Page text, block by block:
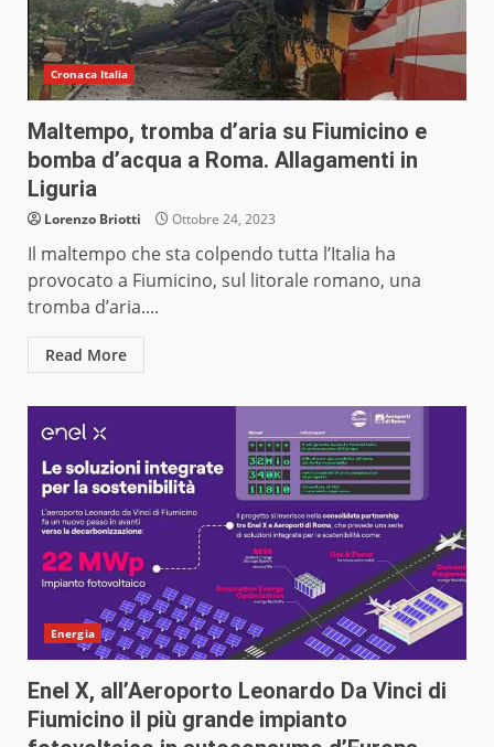
Cronaca Italia
Maltempo, tromba d’aria su Fiumicino e
bomba d’acqua a Roma. Allagamenti in
Liguria
Lorenzo Briotti Ottobre 24, 2023
Il maltempo che sta colpendo tutta l’Italia ha
provocato a Fiumicino, sul litorale romano, una
tromba d’aria....
Read More
Energia
Enel X, all’Aeroporto Leonardo Da Vinci di
Fiumicino il più grande impianto